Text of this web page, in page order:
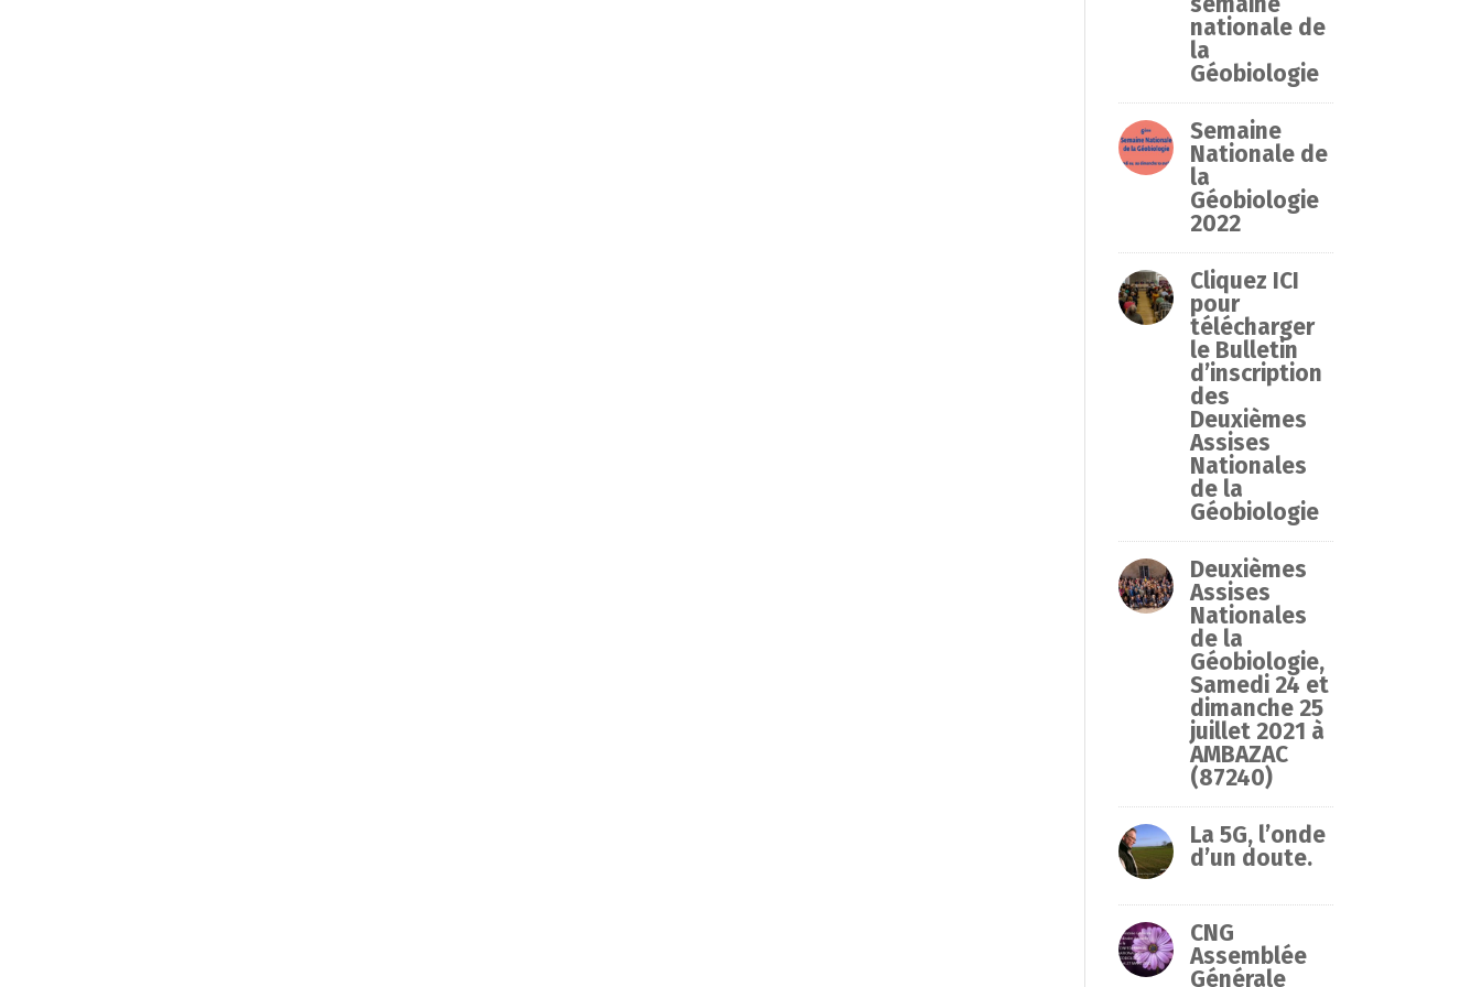
nationale de
la
Géobiologie
Semaine
Nationale de
la
Géobiologie
2022
Cliquez ICI
pour
télécharger
le Bulletin
d’inscription
des
Deuxièmes
Assises
Nationales
de la
Géobiologie
Deuxièmes
Assises
Nationales
de la
Géobiologie,
Samedi 24 et
dimanche 25
juillet 2021 à
AMBAZAC
(87240)
La 5G, l’onde
d’un doute.
CNG
Assemblée
Générale